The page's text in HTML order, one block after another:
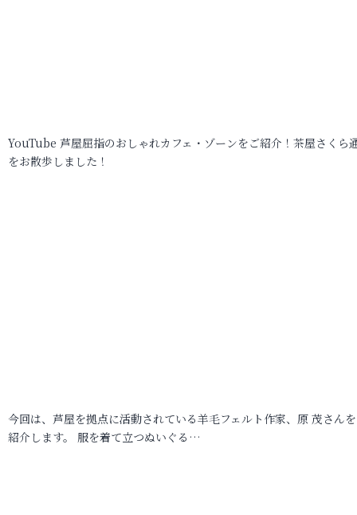
YouTube 芦屋屈指のおしゃれカフェ・ゾーンをご紹介！茶屋さくら
をお散歩しました！
今回は、芦屋を拠点に活動されている羊毛フェルト作家、原 茂さん
紹介します。 服を着て立つぬいぐる…